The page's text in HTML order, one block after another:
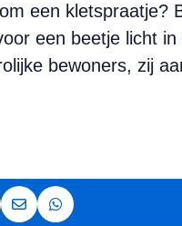
een kletspraatje?
een beetje licht
bewoners, zij
op LinkedIn
Deel via e-mail
Deel via WhatsApp